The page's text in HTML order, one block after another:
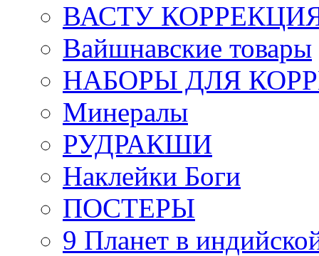
ВАСТУ
Вайшнавские товары
НАБОРЫ ДЛЯ
Минералы
РУДРАКШИ
Наклейки Боги
ПОСТЕРЫ
9 Планет в